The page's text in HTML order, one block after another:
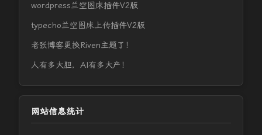
wordpress兰空图床插件V2版
typecho兰空图床上传插件V2版
老张博客更换Riven主题了！
人有多大胆，AI有多大产！
网站信息统计